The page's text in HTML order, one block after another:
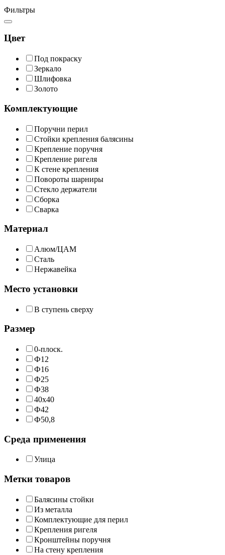
Фильтры
Цвет
Под покраску
Зеркало
Шлифовка
Золото
Комплектующие
Поручни перил
Стойки крепления балясины
Крепление поручня
Крепление ригеля
К стене крепления
Повороты шарниры
Стекло держатели
Сборка
Сварка
Материал
Алюм/ЦАМ
Сталь
Нержавейка
Место установки
В ступень сверху
Размер
0-плоск.
Ф12
Ф16
Ф25
Ф38
40х40
Ф42
Ф50,8
Среда применения
Улица
Метки товаров
Балясины стойки
Из металла
Комплектующие для перил
Крепления ригеля
Кронштейны поручня
На стену крепления